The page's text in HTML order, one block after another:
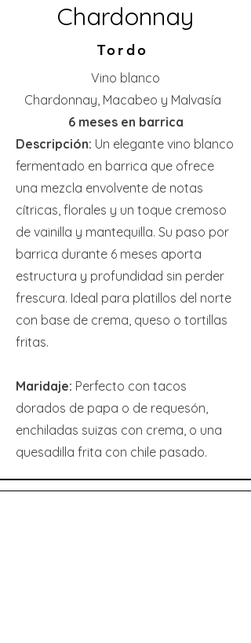
Chardonnay
Tordo
Vino blanco
Chardonnay, Macabeo y Malvasía
6 meses en barrica
Descripción: Un elegante vino blanco
fermentado en barrica que ofrece
una mezcla envolvente de notas
cítricas, florales y un toque cremoso
de vainilla y mantequilla. Su paso por
barrica durante 6 meses aporta
estructura y profundidad sin perder
frescura. Ideal para platillos del norte
con base de crema, queso o tortillas
fritas.
Maridaje: Perfecto con tacos
dorados de papa o de requesón,
enchiladas suizas con crema, o una
quesadilla frita con chile pasado.